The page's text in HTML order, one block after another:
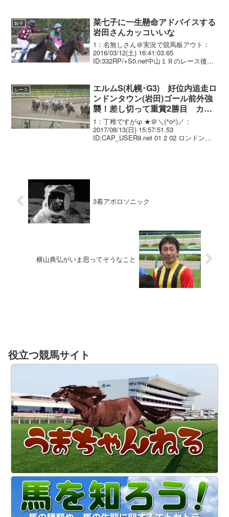
騎手
菜七子に一生懸命アドバイスする
岩田さんカッコいいな
1：名無しさん＠実況で競馬板アウト：
2016/03/12(土) 16:41:03.65
ID:332RP/+S0.net中山１Ｒのレース後、
てあげるなんて優しいわ2：...
レース
エルムS(札幌･G3) 好位内追走ロ
ンドンタウン(岩田)ゴール前外強
襲！差し切って重賞2勝目 カネ
ヒキリ産駒JRA重賞初V
1：丁稚ですがφ ★＠＼(^o^)／：
2017/08/13(日) 15:57:51.53
ID:CAP_USER9.net 01 2 02 ロンドンタ
3着アポロソニック
横山典弘がいま思ってそうなこと
役立つ競馬サイト